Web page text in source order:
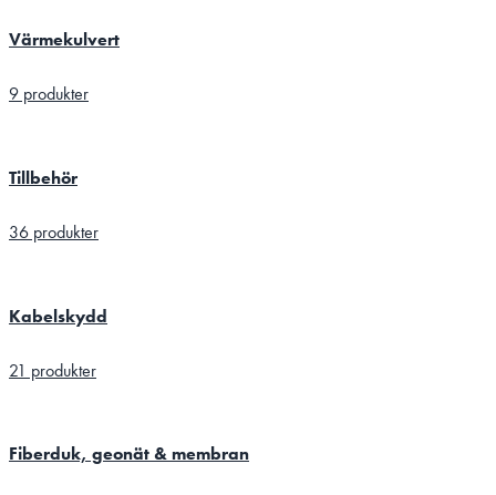
Värmekulvert
9 produkter
Tillbehör
36 produkter
Kabelskydd
21 produkter
Fiberduk, geonät & membran